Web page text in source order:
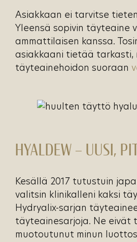
Asiakkaan ei tarvitse
Yleensä sopivin
ammattilaisen kanssa.
asiakkaani tietää tarkasti,
täyteainehoidon suoraan
HYALDEW – UUSI,
Kesällä 2017 tutustuin
valitsin klinikalleni kaksi
Hydryalix-sarjan
täyteainesarjoja. Ne eivät
muotoutunut minun